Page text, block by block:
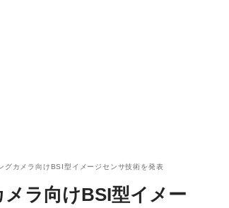
カメラ向けBSI型イメージセンサ技術を発表
ラ向けBSI型イメー